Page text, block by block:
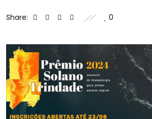
Share: 0